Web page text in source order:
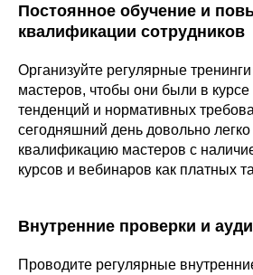
Постоянное обучение и
квалификации сотрудников
Организуйте регулярные
мастеров, чтобы они были в
тенденций и нормативных
сегодняшний день довольно
квалификацию мастеров с
курсов и вебинаров как платных
Внутренние проверки и
Проводите регулярные